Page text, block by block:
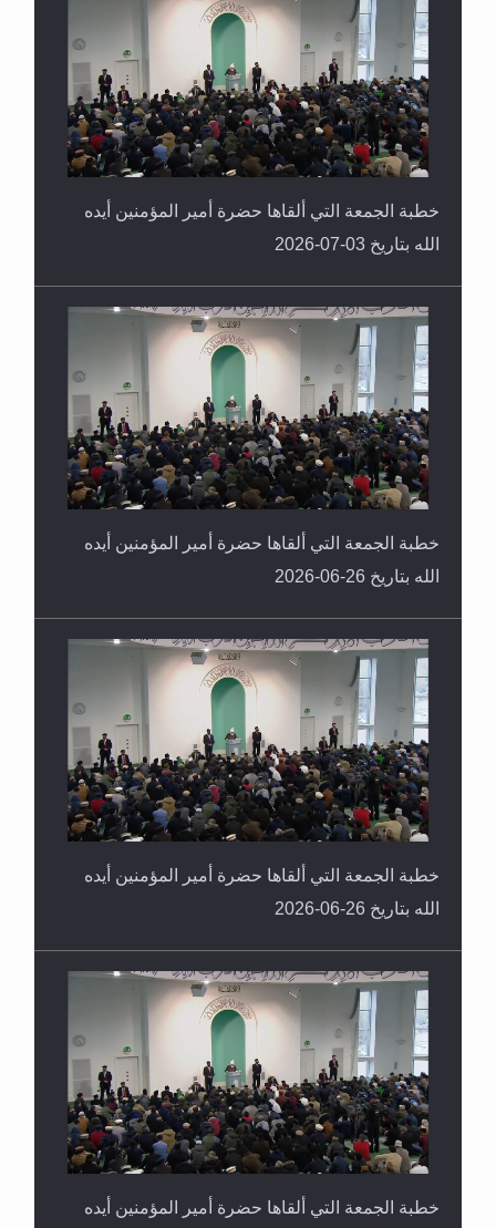
خطبة الجمعة التي ألقاها حضرة أمير المؤمنين أيده
الله بتاريخ 03-07-2026
خطبة الجمعة التي ألقاها حضرة أمير المؤمنين أيده
الله بتاريخ 26-06-2026
خطبة الجمعة التي ألقاها حضرة أمير المؤمنين أيده
الله بتاريخ 26-06-2026
خطبة الجمعة التي ألقاها حضرة أمير المؤمنين أيده